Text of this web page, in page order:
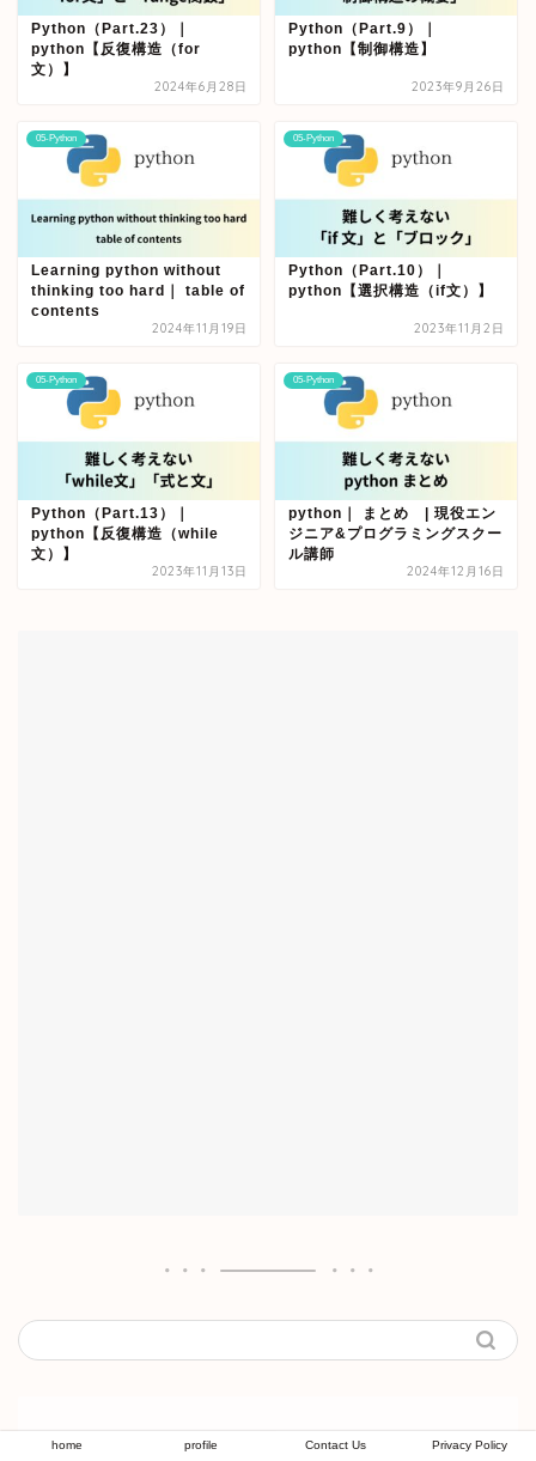
Python（Part.23）｜
python【反復構造（for
文）】
2024年6月28日
Python（Part.9）｜
python【制御構造】
2023年9月26日
05-Python
Learning python without
thinking too hard｜ table of
contents
2024年11月19日
05-Python
Python（Part.10）｜
python【選択構造（if文）】
2023年11月2日
05-Python
Python（Part.13）｜
python【反復構造（while
文）】
2023年11月13日
05-Python
python｜ まとめ | 現役エン
ジニア&プログラミングスクー
ル講師
2024年12月16日
home profile Contact Us Privacy Policy